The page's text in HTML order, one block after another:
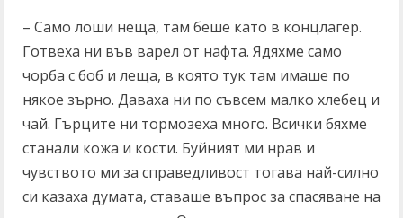
– Само лоши неща, там беше като в концлагер.
Готвеха ни във варел от нафта. Ядяхме само
чорба с боб и леща, в която тук там имаше по
някое зърно. Даваха ни по съвсем малко хлебец и
чай. Гърците ни тормозеха много. Всички бяхме
станали кожа и кости. Буйният ми нрав и
чувството ми за справедливост тогава най-силно
си казаха думата, ставаше въпрос за спасяване на